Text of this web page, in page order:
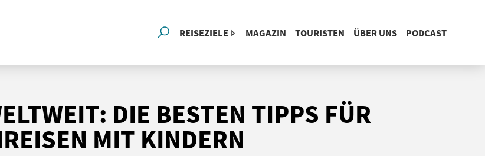
REISEZIELE MAGAZIN TOURISTEN ÜBER UNS PODCAST
DIE BESTEN TIPPS FÜR
MIT KINDERN